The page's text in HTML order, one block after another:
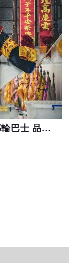
開賣「屏東迎王平安祭典」主題郵輪巴士 品海鮮飯賞華麗王船